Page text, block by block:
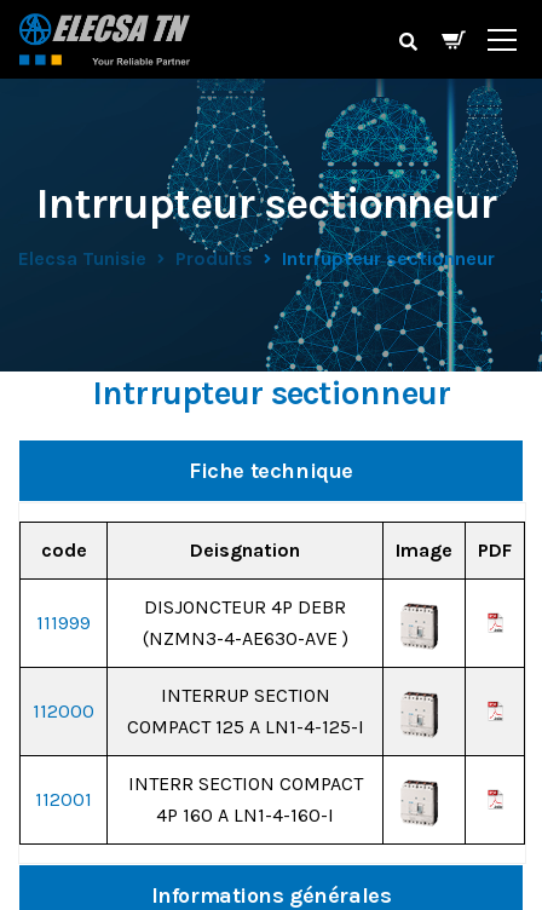
Intrrupteur sectionneur
Elecsa Tunisie Produits Intrrupteur sectionneur
Intrrupteur sectionneur
Fiche technique
code Deisgnation Image PDF
111999
DISJONCTEUR 4P DEBR
(NZMN3-4-AE630-AVE )
112000
INTERRUP SECTION
COMPACT 125 A LN1-4-125-I
112001
INTERR SECTION COMPACT
4P 160 A LN1-4-160-I
Informations générales